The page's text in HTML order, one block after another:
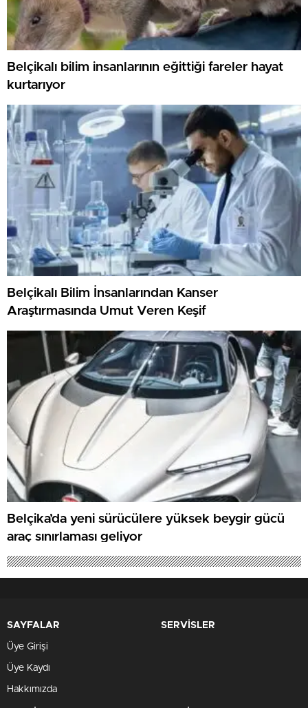
Belçikalı bilim insanlarının eğittiği fareler hayat
kurtarıyor
Belçikalı Bilim İnsanlarından Kanser
Araştırmasında Umut Veren Keşif
Belçika’da yeni sürücülere yüksek beygir gücü
araç sınırlaması geliyor
SAYFALAR
Üye Girişi
Üye Kaydı
Hakkımızda
SERVİSLER